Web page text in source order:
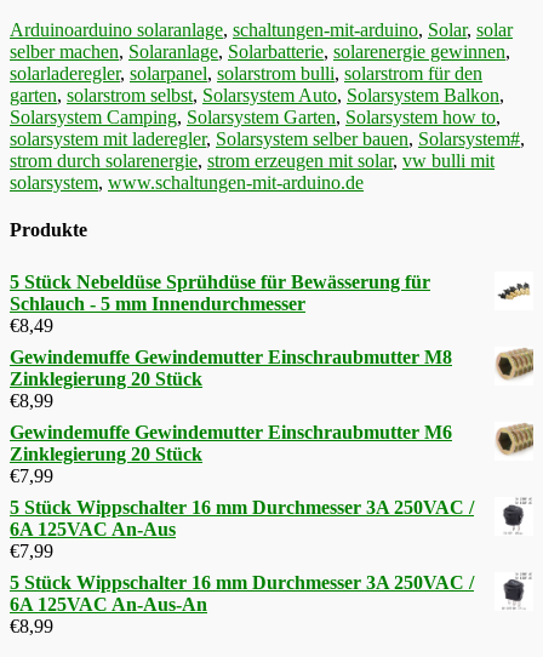
Kategorien
ArduinoSchlagworte
arduino solaranlage, schaltungen-mit-arduino, Solar, solar
selber machen, Solaranlage, Solarbatterie, solarenergie gewinnen,
solarladeregler, solarpanel, solarstrom bulli, solarstrom für den
garten, solarstrom selbst, Solarsystem Auto, Solarsystem Balkon,
Solarsystem Camping, Solarsystem Garten, Solarsystem how to,
solarsystem mit laderegler, Solarsystem selber bauen, Solarsystem#,
strom durch solarenergie, strom erzeugen mit solar, vw bulli mit
solarsystem, www.schaltungen-mit-arduino.de
Produkte
5 Stück Nebeldüse Sprühdüse für Bewässerung für
Schlauch - 5 mm Innendurchmesser
€8,49
Gewindemuffe Gewindemutter Einschraubmutter M8
Zinklegierung 20 Stück
€8,99
Gewindemuffe Gewindemutter Einschraubmutter M6
Zinklegierung 20 Stück
€7,99
5 Stück Wippschalter 16 mm Durchmesser 3A 250VAC /
6A 125VAC An-Aus
€7,99
5 Stück Wippschalter 16 mm Durchmesser 3A 250VAC /
6A 125VAC An-Aus-An
€8,99